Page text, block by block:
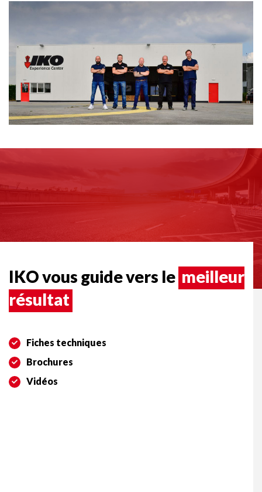
IKO vous guide vers le meilleur
résultat
Fiches techniques
Brochures
Vidéos